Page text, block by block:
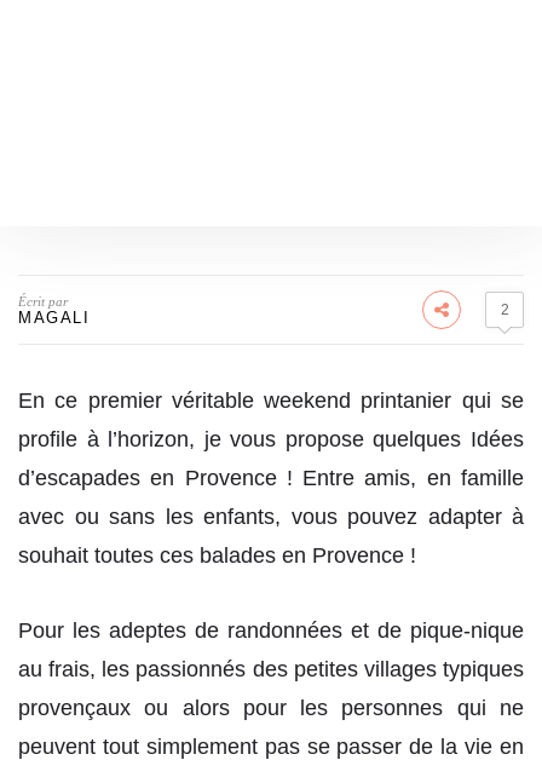
Écrit par
MAGALI 2
En ce premier véritable weekend printanier qui se
profile à l’horizon, je vous propose quelques Idées
d’escapades en Provence ! Entre amis, en famille
avec ou sans les enfants, vous pouvez adapter à
souhait toutes ces balades en Provence !
Pour les adeptes de randonnées et de pique-nique
au frais, les passionnés des petites villages typiques
provençaux ou alors pour les personnes qui ne
peuvent tout simplement pas se passer de la vie en